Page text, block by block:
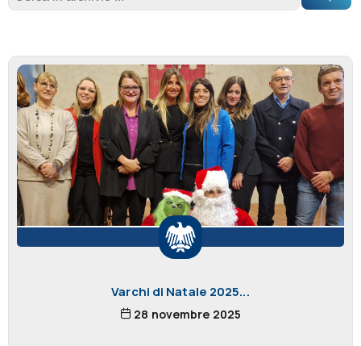
Varchi di Natale 2025...
28 novembre 2025